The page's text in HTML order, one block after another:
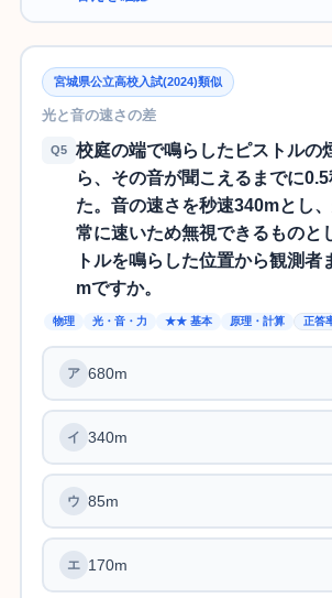
宮城県公立高校入試(2024)類似
光と音の速さの差
Q5
校庭の端で鳴らしたピストルの
ら、その音が聞こえるまでに
た。音の速さを秒速340mとし
常に速いため無視できるものと
トルを鳴らした位置から観測者
mですか。
物理 光・音・力 ★★ 基本 原理・計算 正答
680m
340m
85m
170m